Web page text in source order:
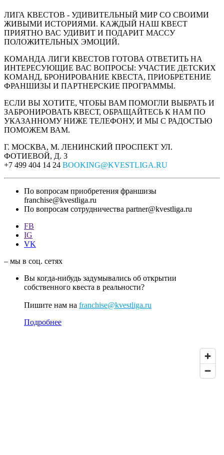
ЛИГА КВЕСТОВ - УДИВИТЕЛЬНЫЙ МИР СО СВОИМИ
ЖИВЫМИ ИСТОРИЯМИ. КАЖДЫЙ НАШ КВЕСТ
ПРИЯТНО ВАС УДИВИТ И ПОДАРИТ МАССУ
ПОЛОЖИТЕЛЬНЫХ ЭМОЦИЙ.
КОМАНДА ЛИГИ КВЕСТОВ ГОТОВА ОТВЕТИТЬ НА
ИНТЕРЕСУЮЩИЕ ВАС ВОПРОСЫ: УЧАСТИЕ ДЕТСКИХ
КОМАНД, БРОНИРОВАНИЕ КВЕСТА, ПРИОБРЕТЕНИЕ
ФРАНШИЗЫ И ПАРТНЕРСКИЕ ПРОГРАММЫ.
ЕСЛИ ВЫ ХОТИТЕ, ЧТОБЫ ВАМ ПОМОГЛИ ВЫБРАТЬ И
ЗАБРОНИРОВАТЬ КВЕСТ, ОБРАЩАЙТЕСЬ К НАМ ПО
УКАЗАННОМУ НИЖЕ ТЕЛЕФОНУ, И МЫ С РАДОСТЬЮ
ПОМОЖЕМ ВАМ.
Г. МОСКВА, М. ЛЕНИНСКИЙ ПРОСПЕКТ УЛ.
ФОТИЕВОЙ, Д. 3
+7 499 404 14 24 BOOKING@KVESTLIGA.RU
По вопросам приобретения франшизы
franchise@kvestliga.ru
По вопросам сотрудничества partner@kvestliga.ru
FB
IG
VK
– мы в соц. сетях
Вы когда-нибудь задумывались об открытии
собственного квеста в реальности?
Пишите нам на franchise@kvestliga.ru
Подробнее